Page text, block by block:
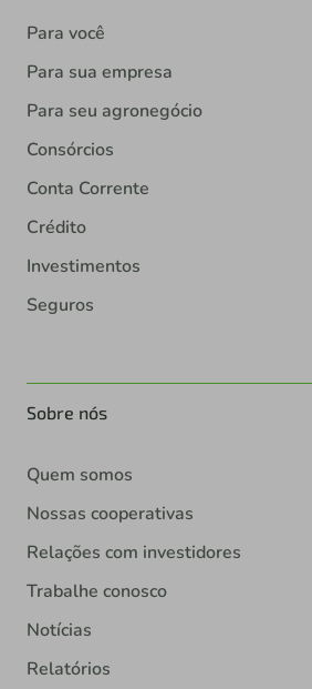
Para você
Para sua empresa
Para seu agronegócio
Consórcios
Conta Corrente
Crédito
Investimentos
Seguros
Sobre nós
Quem somos
Nossas cooperativas
Relações com investidores
Trabalhe conosco
Notícias
Relatórios